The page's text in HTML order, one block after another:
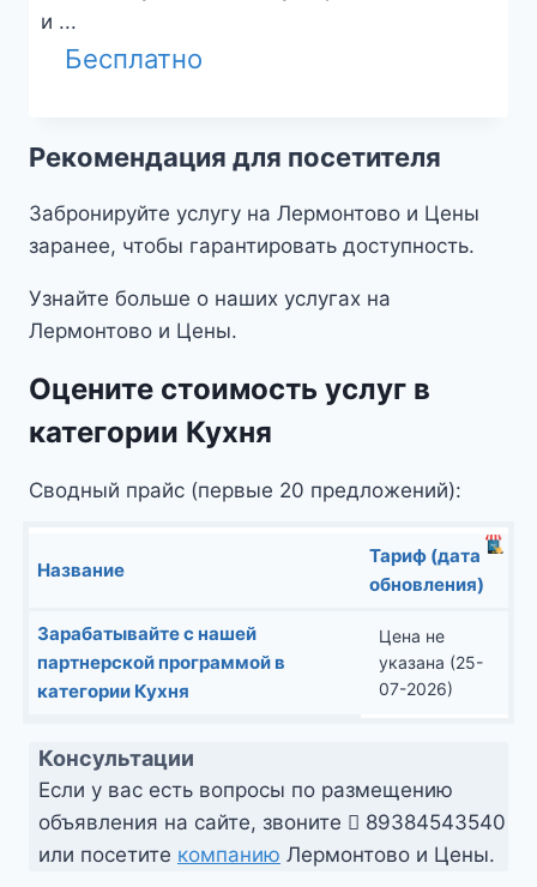
и ...
Бесплатно
Рекомендация для посетителя
Забронируйте услугу на Лермонтово и Цены
заранее, чтобы гарантировать доступность.
Узнайте больше о наших услугах на
Лермонтово и Цены.
Оцените стоимость услуг в
категории Кухня
Сводный прайс (первые 20 предложений):
Название
Тариф (дата
обновления)
Зарабатывайте с нашей
партнерской программой в
категории Кухня
Цена не
указана (25-
07-2026)
Консультации
Если у вас есть вопросы по размещению
объявления на сайте, звоните
89384543540
или посетите компанию Лермонтово и Цены.